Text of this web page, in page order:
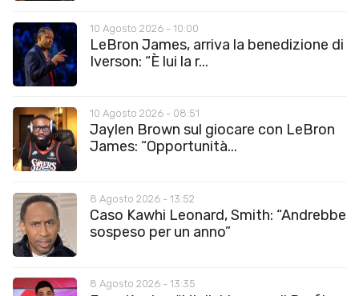
10 Agosto 2026 - 10:00
LeBron James, arriva la benedizione di
Iverson: “È lui la r...
10 Agosto 2026 - 08:51
Jaylen Brown sul giocare con LeBron
James: “Opportunità...
8 Agosto 2026 - 13:52
Caso Kawhi Leonard, Smith: “Andrebbe
sospeso per un anno”
8 Agosto 2026 - 13:35